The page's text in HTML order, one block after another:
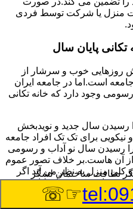
منزل یا شرکت توسط فردی
تکانی پایان سال
روزهایی خوب و سرشار از
است.اما در جامعه ایران
وجود دارد که خانه تکانی
رسیدن سال جدید و نویدبخش
برای تک تک افراد جامعه
رسیدن سال نو آداب و رسومی
از آن هاست.بر خلاف تصور عموم
منزل به نظر می آید اگر
باید به برخی از نکات توجه
نظافت ساختمان لشگر
☞☏